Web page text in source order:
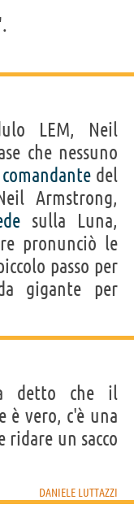
LEM, Neil
che nessuno
comandante del
Armstrong,
sulla Luna,
pronunciò le
passo per
gigante per
detto che il
è vero, c'è una
ridare un sacco
DANIELE LUTTAZZI